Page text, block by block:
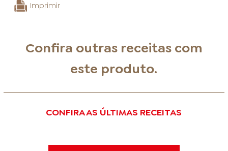
Imprimir
Confira outras receitas com
este produto.
CONFIRA AS ÚLTIMAS RECEITAS